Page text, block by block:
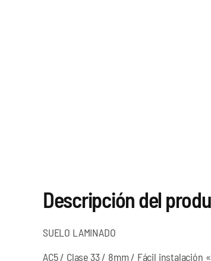
Descripción del
SUELO LAMINADO
AC5 / Clase 33 / 8mm / Fácil instalación